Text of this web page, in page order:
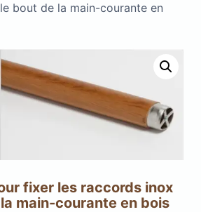
bout de la main-courante en
fixer les raccords inox
main-courante en bois